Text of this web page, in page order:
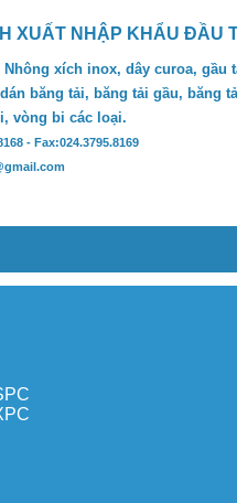
XUẤT NHẬP KHẨU ĐẦU
Nhông xích inox, dây curoa, gầu
băng tải, băng tải gầu, băng
vòng bi các loại.
- Fax:024.3795.8169